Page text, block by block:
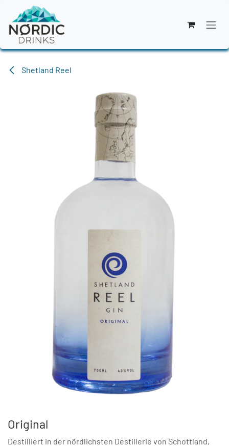
Zum Inhalt springen
Shetland Reel
Original
Destilliert in der nördlichsten Destillerie von Schottland,